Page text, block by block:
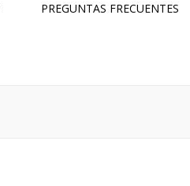
PREGUNTAS FRECUENTES